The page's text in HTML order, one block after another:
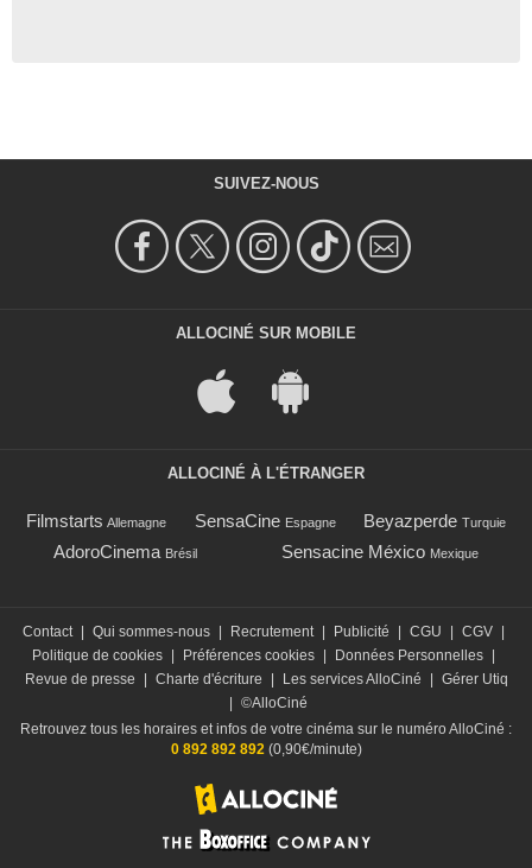
SUIVEZ-NOUS
ALLOCINÉ SUR MOBILE
ALLOCINÉ À L'ÉTRANGER
Filmstarts Allemagne SensaCine Espagne Beyazperde Turquie
AdoroCinema Brésil Sensacine México Mexique
Contact Qui sommes-nous Recrutement Publicité CGU CGV
Politique de cookies
Préférences cookies Données Personnelles
Revue de presse
Charte d'écriture Les services AlloCiné
Gérer Utiq
©AlloCiné
Retrouvez tous les horaires et infos de votre cinéma sur le numéro AlloCiné :
0 892 892 892(0,90€/minute)